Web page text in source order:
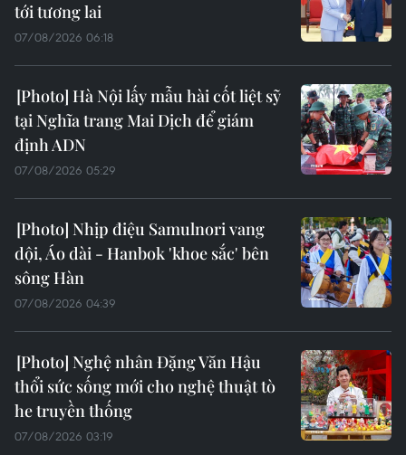
tới tương lai
07/08/2026 06:18
Hà Nội lấy mẫu hài cốt liệt sỹ
tại Nghĩa trang Mai Dịch để giám
định ADN
07/08/2026 05:29
Nhịp điệu Samulnori vang
dội, Áo dài - Hanbok 'khoe sắc' bên
sông Hàn
07/08/2026 04:39
Nghệ nhân Đặng Văn Hậu
thổi sức sống mới cho nghệ thuật tò
he truyền thống
07/08/2026 03:19